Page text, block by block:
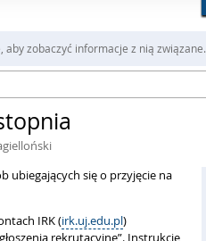
zobaczyć informacje z nią związane.
ubiegających się o przyjęcie na
IRK (irk.uj.edu.pl)
rekrutacyjne”. Instrukcje